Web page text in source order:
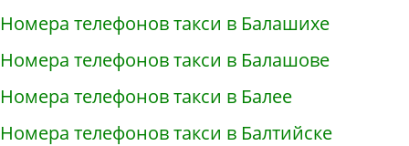
Номера телефонов такси в Балашихе
Номера телефонов такси в Балашове
Номера телефонов такси в Балее
Номера телефонов такси в Балтийске